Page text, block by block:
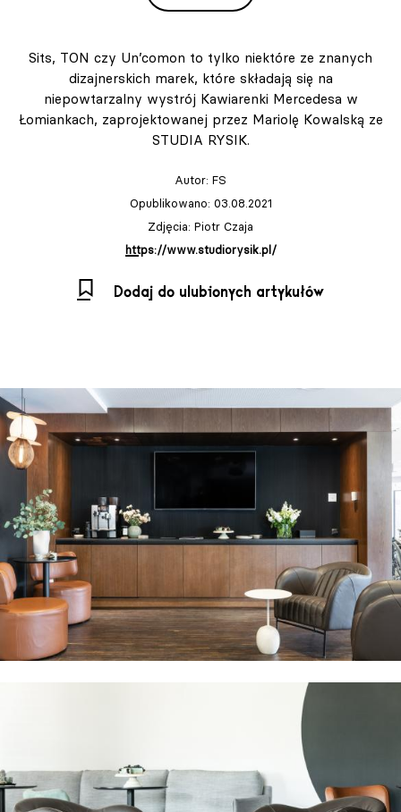
Sits, TON czy Un’comon to tylko niektóre ze znanych
dizajnerskich marek, które składają się na
niepowtarzalny wystrój Kawiarenki Mercedesa w
Łomiankach, zaprojektowanej przez Mariolę Kowalską ze
STUDIA RYSIK.
Autor: FS
Opublikowano: 03.08.2021
Zdjęcia: Piotr Czaja
https://www.studiorysik.pl/
Dodaj do ulubionych artykułów